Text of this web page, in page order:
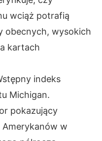
wciąż potrafią
obecnych, wysokich
kartach
indeks
Michigan.
pokazujący
w